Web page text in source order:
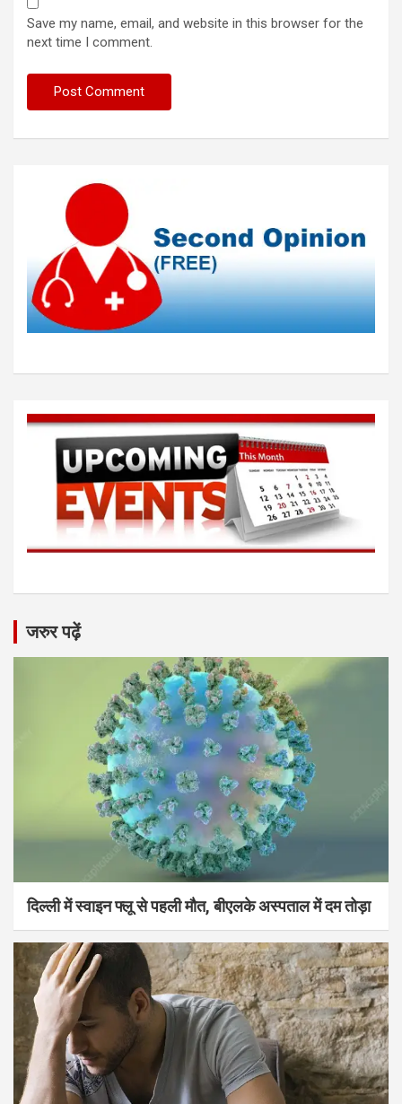
Save my name, email, and website in this browser for the
next time I comment.
जरुर पढ़ें
दिल्ली में स्वाइन फ्लू से पहली मौत, बीएलके अस्पताल में दम तोड़ा